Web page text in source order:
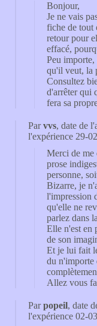
Bonjour,
Je ne vais
fiche de tout
retour pour
effacé,
Peu
qu'il veut, la
Consultez
d'arrêter qui
fera sa
Parvvs, date de
l'expérience 29-
Merci de me
prose
personne,
Bizarre, je
l'impression
qu'elle ne
parlez dans
Elle n'est en
de son
Et je lui fait
du n'importe
Allez vous
Parpopeil, date
l'expérience 02-